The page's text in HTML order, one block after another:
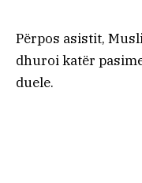
Përpos asistit,
dhuroi katër
duele.